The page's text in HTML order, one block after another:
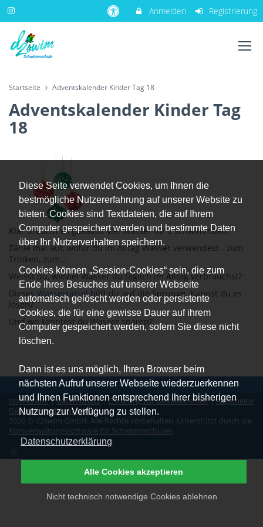
Diese Seite verwendet Cookies, um Ihnen die
bestmögliche Nutzererfahrung auf unserer Website zu
bieten. Cookies sind Textdateien, die auf Ihrem
Computer gespeichert werden und bestimmte Daten
über Ihr Nutzerverhalten speichern.
Cookies können „Session-Cookies“ sein, die zum
Ende Ihres Besuches auf unserer Webseite
automatisch gelöscht werden oder persistente
Cookies, die für eine gewisse Dauer auf ihrem
Computer gespeichert werden, sofern Sie diese nicht
löschen.
Dann ist es uns möglich, Ihren Browser beim
nächsten Aufruf unserer Webseite wiederzuerkennen
und Ihnen Funktionen entsprechend Ihrer bisherigen
Nutzung zur Verfügung zu stellen.
Datenschutzerklärung
Nicht technisch notwendige Cookies ablehnen
Alle Cookies akzeptieren
Anmelden Registrierung
Startseite Adventskalender Kinder Tag 18
Adventskalender Kinder Tag
18
Klar braucht es gaaaanz viel Wasser für's Schwimmbad.
Zähle mal auf, wofür du im Alltag Wasser verwendest - zum
Trinken, zum...
Weisst du, wieviel Wasser du täglich im Alltag verbrauchst?
Dieses Wasserrätselhilft dir auf die Sprünge. Kannst du es
lösen?
Und wo könntest du Wasser sparen?
Impressum|Datenschutz|Erklärung zur Barrierefreiheit|Allgemeine
Geschäftsbedingungen
2026 © d2swim GmbH. Alle Rechte vorbehalten. Unterstützt durch die
Kursverwaltungssoftware für Schwimmschulen.